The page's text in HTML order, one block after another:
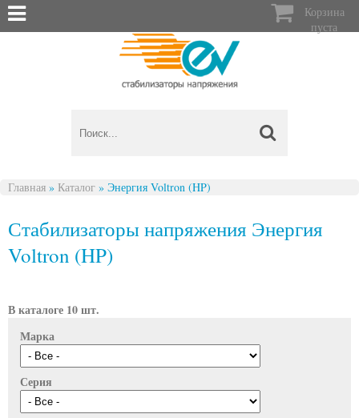

Корзина
пуста
Главная » Каталог » Энергия Voltron (HP)
Стабилизаторы напряжения Энергия
Voltron (HP)
В каталоге 10 шт.
Марка
Серия